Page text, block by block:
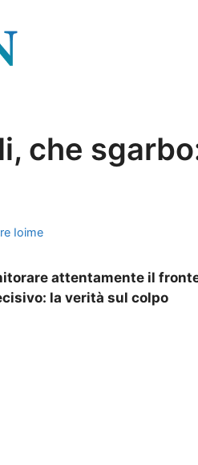
che
Ioime
attentamente il
la verità sul colpo